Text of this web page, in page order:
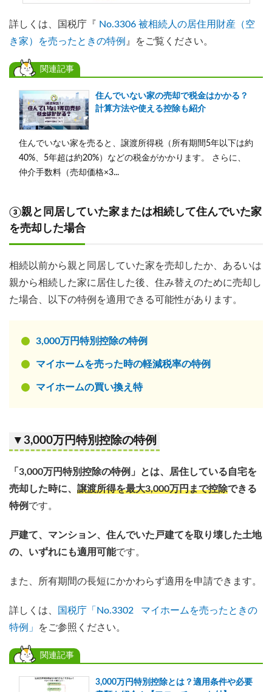
詳しくは、国税庁『
No.3306 被相続人の居住用財産（空
き家）を売ったときの特例 』をご覧ください。
関連記事
住んでいない家の売却で税金はかかる？
計算方法や使える控除も紹介
住んでいない家を売ると、譲渡所得税（所有期間5年以下は約
40%、5年超は約20%）などの税金がかかります。 さらに、
仲介手数料（売却価格×3...
③親と同居していた家または相続して住んでいた家
を売却した場合
相続以前から親と同居していた家を売却したか、あるいは
親から相続した家に居住した後、住み替えのために売却し
た場合、以下の特例を適用できる可能性があります。
3,000万円特別控除の特例
マイホームを売った時の軽減税率の特例
マイホームの買い換え特
▼3,000万円特別控除の特例
「3,000万円特別控除の特例」とは、居住している自宅を
売却した時に、 譲渡所得を最大3,000万円まで控除できる
特例 です。
戸建て、マンション、住んでいた戸建てを取り壊した土地
の、いずれにも適用可能です。
また、所有期間の長短にかかわらず適用を申請できます。
詳しくは、
国税庁「No.3302 マイホームを売ったときの
特例」
をご参照ください。
関連記事
3,000万円特別控除とは？適用条件や必要